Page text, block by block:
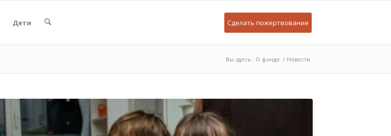
Дети Сделать пожертвование
Вы здесь: О фонде / Новости